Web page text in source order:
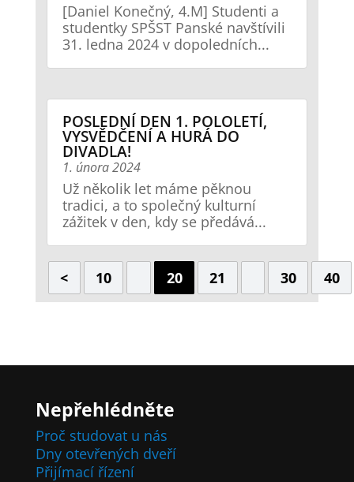
[Daniel Konečný, 4.M] Studenti a
studentky SPŠST Panské navštívili
31. ledna 2024 v dopoledních...
POSLEDNÍ DEN 1. POLOLETÍ,
VYSVĚDČENÍ A HURÁ DO
DIVADLA!
1. února 2024
Už několik let máme pěknou
tradici, a to společný kulturní
zážitek v den, kdy se předává...
< 10 20 21 30 40
Nepřehlédněte
Proč studovat u nás
Dny otevřených dveří
Přijímací řízení